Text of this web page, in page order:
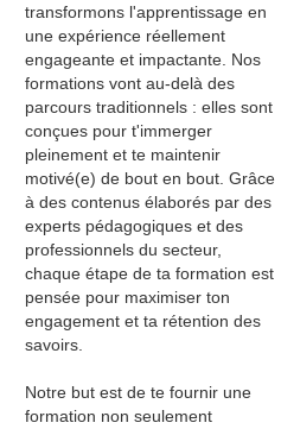
transformons l'apprentissage en
une expérience réellement
engageante et impactante. Nos
formations vont au-delà des
parcours traditionnels : elles sont
conçues pour t'immerger
pleinement et te maintenir
motivé(e) de bout en bout. Grâce
à des contenus élaborés par des
experts pédagogiques et des
professionnels du secteur,
chaque étape de ta formation est
pensée pour maximiser ton
engagement et ta rétention des
savoirs.
Notre but est de te fournir une
formation non seulement